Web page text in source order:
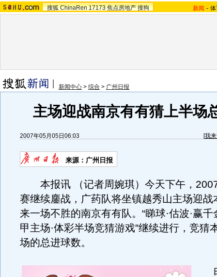
搜狐 ChinaRen 17173 焦点房地产 搜狗 新闻 -
新闻中心 > 综合 > 广州日报
主场迎战南京有有猜上半场
2007年05月05日06:03 [我
来源：广州日报
本报讯 （记者周婉琪）今天下午，
赛继续鏖战，广药队将坐镇越秀山主场迎战
来一场不胜的南京有有队。“睇球·估波·赢
甲主场·体彩半场竞猜游戏”继续进行，竞猜
场的总进球数。
由